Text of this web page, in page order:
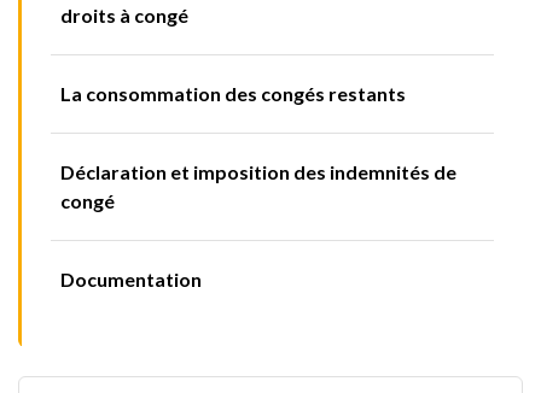
droits à congé
La consommation des congés restants
Déclaration et imposition des indemnités de
congé
Documentation